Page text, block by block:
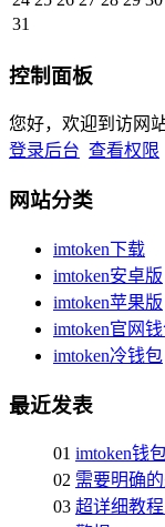
31
控制面板
您好，欢迎到访网站
登录后台 查看权限
网站分类
imtoken下载
imtoken安卓版
imtoken苹果版
imtoken官网
imtoken冷钱包
最近发表
01 imtoken钱
02 需要明确
03 超详细教